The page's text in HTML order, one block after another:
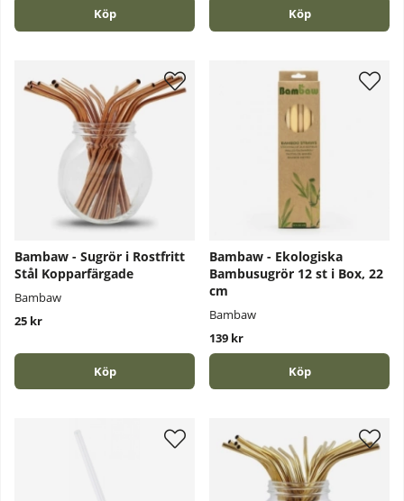
Köp Köp
Bambaw - Sugrör i Rostfritt
Stål Kopparfärgade
Bambaw
25 kr
Köp
Bambaw - Ekologiska
Bambusugrör 12 st i Box, 22
cm
Bambaw
139 kr
Köp